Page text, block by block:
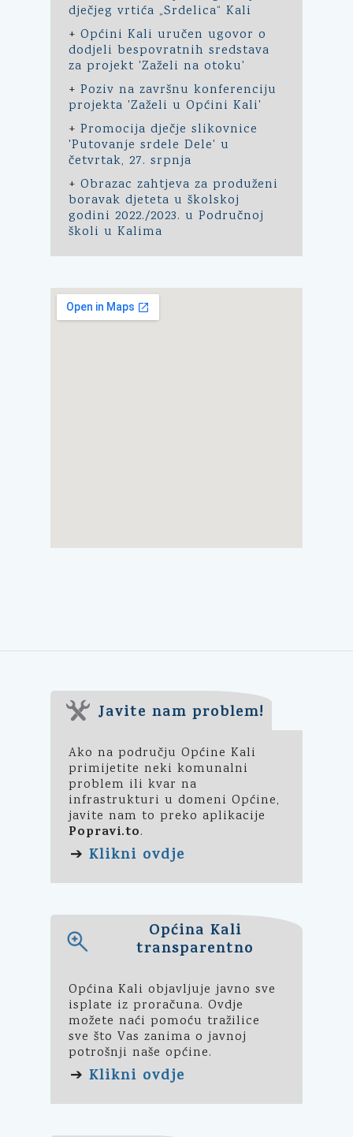
dječjeg vrtića „Srdelica“ Kali
+ Općini Kali uručen ugovor o
dodjeli bespovratnih sredstava
za projekt 'Zaželi na otoku'
+ Poziv na završnu konferenciju
projekta 'Zaželi u Općini Kali'
+ Promocija dječje slikovnice
'Putovanje srdele Dele' u
četvrtak, 27. srpnja
+ Obrazac zahtjeva za produženi
boravak djeteta u školskoj
godini 2022./2023. u Područnoj
školi u Kalima
Javite nam problem!
Ako na području Općine Kali
primijetite neki komunalni
problem ili kvar na
infrastrukturi u domeni Općine,
javite nam to preko aplikacije
Popravi.to.
➔ Klikni ovdje
Općina Kali
transparentno
Općina Kali objavljuje javno sve
isplate iz proračuna. Ovdje
možete naći pomoću tražilice
sve što Vas zanima o javnoj
potrošnji naše općine.
➔ Klikni ovdje